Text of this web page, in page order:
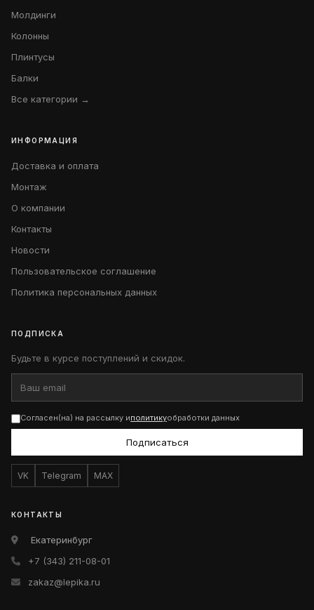
Молдинги
Колонны
Плинтусы
Балки
Все категории →
ИНФОРМАЦИЯ
Доставка и оплата
Монтаж
О компании
Контакты
Новости
Пользовательское соглашение
Политика персональных данных
ПОДПИСКА
Будьте в курсе поступлений и скидок.
Согласен(на) на рассылку иполитикуобработки данных
Подписаться
VK Telegram MAX
КОНТАКТЫ
Екатеринбург
+7 (343) 211-08-01
zakaz@lepika.ru